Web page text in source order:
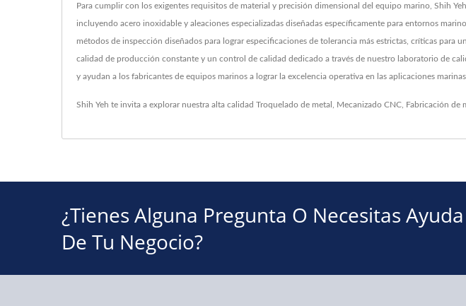
Para cumplir con los exigentes requisitos de material y precisión dimensional del equipo marino, Shih
incluyendo acero inoxidable y aleaciones especializadas diseñadas específicamente para entornos
métodos de inspección diseñados para lograr especificaciones de tolerancia más estrictas, críticas
calidad de producción constante y un control de calidad dedicado a través de nuestro laboratorio de
y ayudan a los fabricantes de equipos marinos a lograr la excelencia operativa en las aplicaciones
Shih Yeh te invita a explorar nuestra alta calidad Troquelado de metal Mecanizado CNC Fabricación de
¿Tienes Alguna Pregunta O Necesitas
De Tu Negocio?